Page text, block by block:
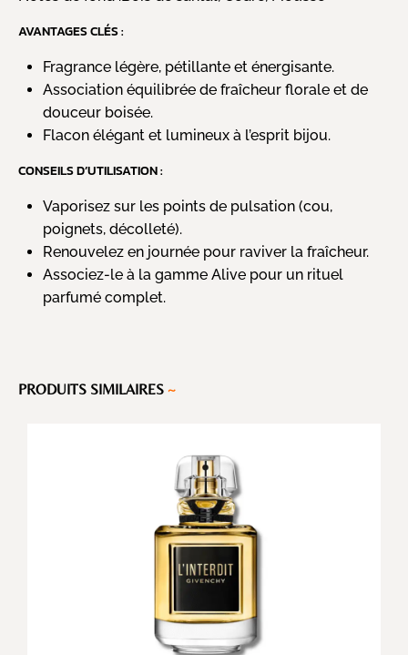
AVANTAGES CLÉS :
Fragrance légère, pétillante et énergisante.
Association équilibrée de fraîcheur florale et de
douceur boisée.
Flacon élégant et lumineux à l’esprit bijou.
CONSEILS D’UTILISATION :
Vaporisez sur les points de pulsation (cou,
poignets, décolleté).
Renouvelez en journée pour raviver la fraîcheur.
Associez-le à la gamme Alive pour un rituel
parfumé complet.
PRODUITS SIMILAIRES ~